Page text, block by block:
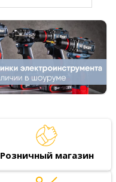
Розничный магазин